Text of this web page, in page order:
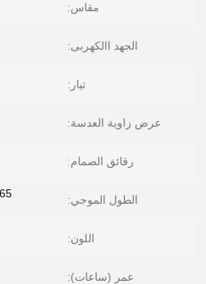
مقاس:
الجهد االكهربى:
تيار:
عرض زاوية العدسة:
رقائق الصمام:
الطول الموجي:
اللون:
عمر (ساعات):